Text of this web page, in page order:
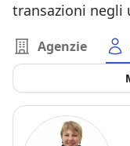
transazioni negli
Agenzie